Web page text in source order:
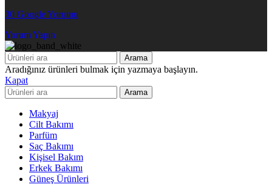
30 Google Yorumu
Yorum Yapın
Arama
Aradığınız ürünleri bulmak için yazmaya başlayın.
Kapat
Arama
Makyaj
Cilt Bakımı
Parfüm
Saç Bakımı
Kişisel Bakım
Erkek Bakımı
Güneş Ürünleri